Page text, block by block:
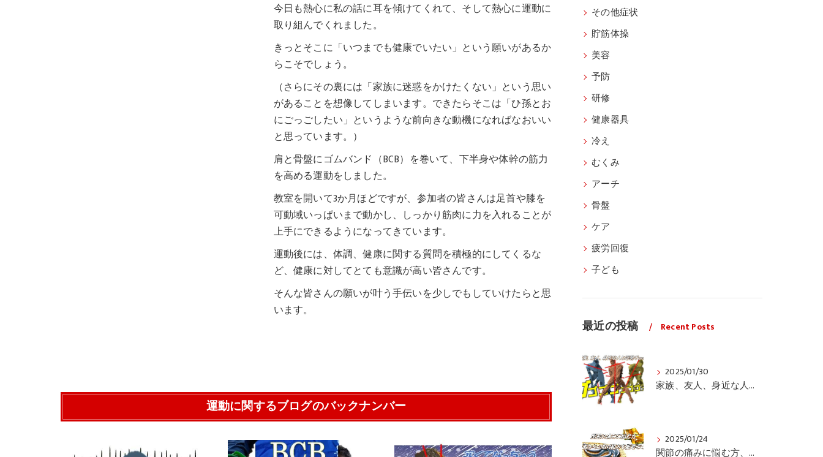
今日も熱心に私の話に耳を傾けてくれて、そして熱心に運動に
取り組んでくれました。
きっとそこに「いつまでも健康でいたい」という願いがあるか
らこそでしょう。
（さらにその裏には「家族に迷惑をかけたくない」という思い
があることを想像してしまいます。できたらそこは「ひ孫とお
にごっごしたい」というような前向きな動機になればなおいい
と思っています。）
肩と骨盤にゴムバンド（BCB）を巻いて、下半身や体幹の筋力
を高める運動をしました。
教室を開いて3か月ほどですが、参加者の皆さんは足首や膝を
可動域いっぱいまで動かし、しっかり筋肉に力を入れることが
上手にできるようになってきています。
運動後には、体調、健康に関する質問を積極的にしてくるな
ど、健康に対してとても意識が高い皆さんです。
そんな皆さんの願いが叶う手伝いを少しでもしていけたらと思
います。
運動に関するブログのバックナンバー
その他症状
貯筋体操
美容
予防
研修
健康器具
冷え
むくみ
アーチ
骨盤
ケア
疲労回復
子ども
最近の投稿 Recent Posts
2025/01/30
家族、友人、身近な人の姿勢をちょっと見てみませんか？
2025/01/24
関節の痛みに悩む方、栄養面からの取り組みも重要ですよ！